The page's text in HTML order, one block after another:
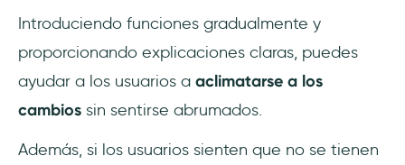
Introduciendo funciones gradualmente y
proporcionando explicaciones claras, puedes
ayudar a los usuarios a aclimatarse a los
cambios sin sentirse abrumados.
Además, si los usuarios sienten que no se tienen